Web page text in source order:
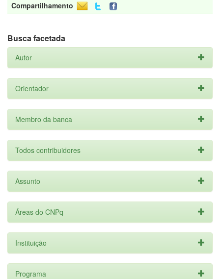
Compartilhamento
Busca facetada
Autor
Orientador
Membro da banca
Todos contribuidores
Assunto
Áreas do CNPq
Instituição
Programa